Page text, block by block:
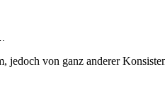
jedoch von ganz anderer